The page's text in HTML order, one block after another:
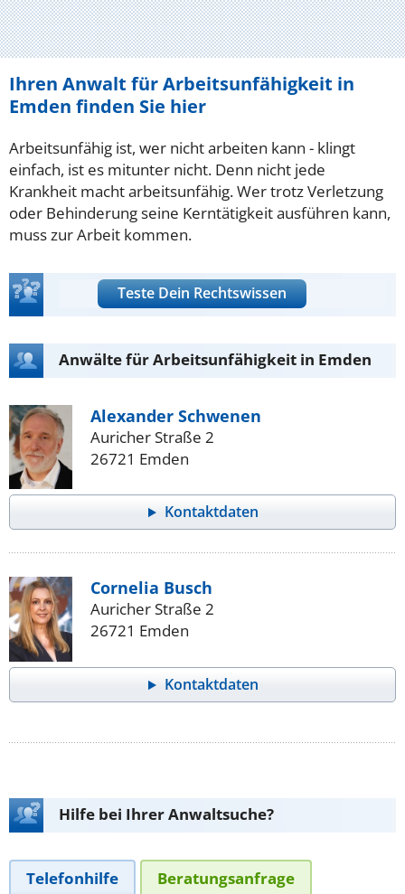
Ihren Anwalt für Arbeitsunfähigkeit in
Emden finden Sie hier
Arbeitsunfähig ist, wer nicht arbeiten kann - klingt
einfach, ist es mitunter nicht. Denn nicht jede
Krankheit macht arbeitsunfähig. Wer trotz Verletzung
oder Behinderung seine Kerntätigkeit ausführen kann,
muss zur Arbeit kommen.
Teste Dein Rechtswissen
Anwälte für Arbeitsunfähigkeit in Emden
Alexander Schwenen
Auricher Straße 2
26721 Emden
Kontaktdaten
Cornelia Busch
Auricher Straße 2
26721 Emden
Kontaktdaten
Hilfe bei Ihrer Anwaltsuche?
Telefonhilfe Beratungsanfrage